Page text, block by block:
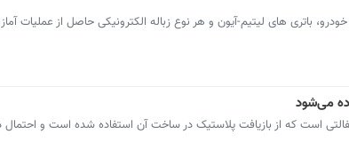
خودرو، باتری های لیتیم-آیون و هر نوع زباله الکترونیکی حاصل از عملیات
می‌شود
است که از بازیافت پلاستیک در ساخت آن استفاده شده است و احتمال